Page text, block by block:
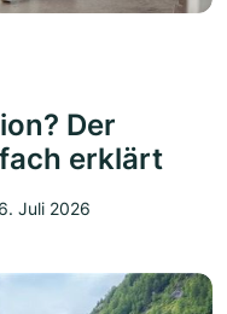
Der
erklärt
Juli 2026